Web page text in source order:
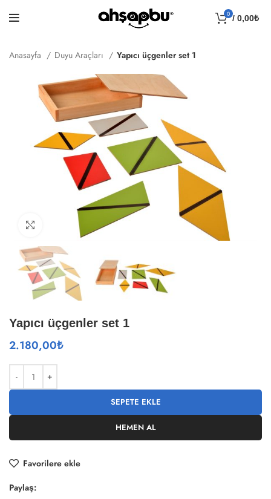
0 / 0,00₺
Anasayfa Duyu Araçları Yapıcı üçgenler set 1
Click to enlarge
Yapıcı üçgenler set 1
2.180,00₺
SEPETE EKLE
HEMEN AL
Favorilere ekle
Paylaş: